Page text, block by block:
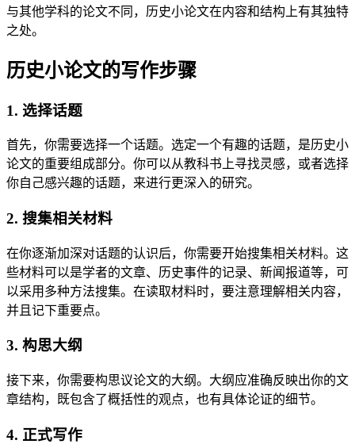
与其他学科的论文不同，历史小论文在内容和结构上有其独特
之处。
历史小论文的写作步骤
1. 选择话题
首先，你需要选择一个话题。选定一个有趣的话题，是历史小
论文的重要组成部分。你可以从教科书上寻找灵感，或者选择
你自己感兴趣的话题，来进行更深入的研究。
2. 搜集相关材料
在你逐渐加深对话题的认识后，你需要开始搜集相关材料。这
些材料可以是学者的文章、历史事件的记录、新闻报道等，可
以采用多种方法搜集。在读取材料时，要注意理解相关内容，
并且记下重要点。
3. 构思大纲
接下来，你需要构思议论文的大纲。大纲应准确反映出你的文
章结构，既包含了概括性的观点，也有具体论证的细节。
4. 正式写作